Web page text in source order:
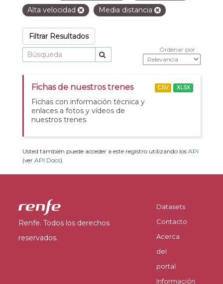
Alta velocidad
Media distancia
Filtrar Resultados
Ordenar por
Fichas de nuestros trenes
Fichas con información técnica y
enlaces a fotos y vídeos de
nuestros trenes
CSV XLSX
Usted también puede acceder a este registro utilizando los API
(ver API Docs).
Renfe. Todos los derechos
reservados.
Datasets
Contacto
Acerca
del
portal
Información